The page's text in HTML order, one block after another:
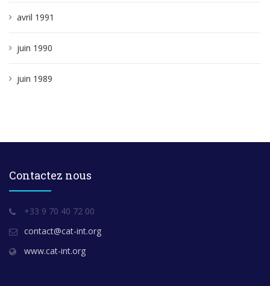
avril 1991
juin 1990
juin 1989
Contactez nous
+33 9 70 40 72 00
contact@cat-int.org
www.cat-int.org